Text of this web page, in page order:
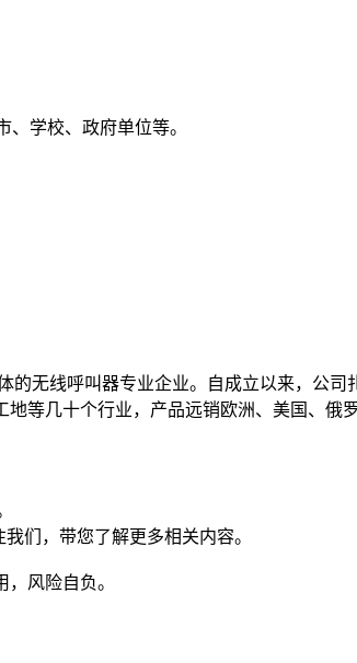
学校、政府单位等。
无线呼叫器专业企业。自成立以来，公
等几十个行业，产品远销欧洲、美国、俄
们，带您了解更多相关内容。
风险自负。